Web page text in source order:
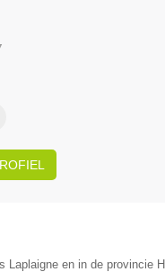
Laplaigne en in de provincie